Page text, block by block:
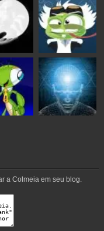
a Colmeia em seu blog.